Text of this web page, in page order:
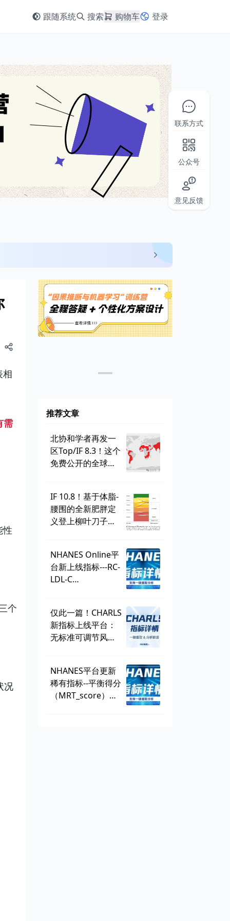
跟随系统 搜索 购物车 登录
联系方式
公众号
意见反馈
相
需
性
个
况
推荐文章
北协和学者再发一
区Top/IF 8.3！这个
免费公开的全球学
IF 10.8！基于体脂-
腰围的全新肥胖定
义登上柳叶刀子
总
NHANES Online平
台新上线指标---RC-
LDL-C
仅此一篇！CHARLS
新指标上线平台：
无标准可调节风险
NHANES平台更新
稀有指标--平衡得分
（MRT_score），